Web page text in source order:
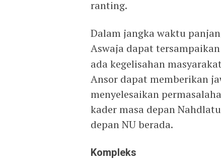
ranting.
Dalam jangka waktu
Aswaja dapat
ada kegelisahan
Ansor dapat memberikan
menyelesaikan
kader masa depan
depan NU berada.
Kompleks